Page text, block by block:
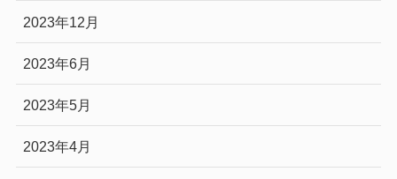
2023年12月
2023年6月
2023年5月
2023年4月